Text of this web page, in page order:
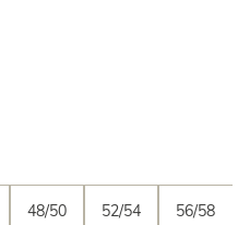
48/50 52/54 56/58